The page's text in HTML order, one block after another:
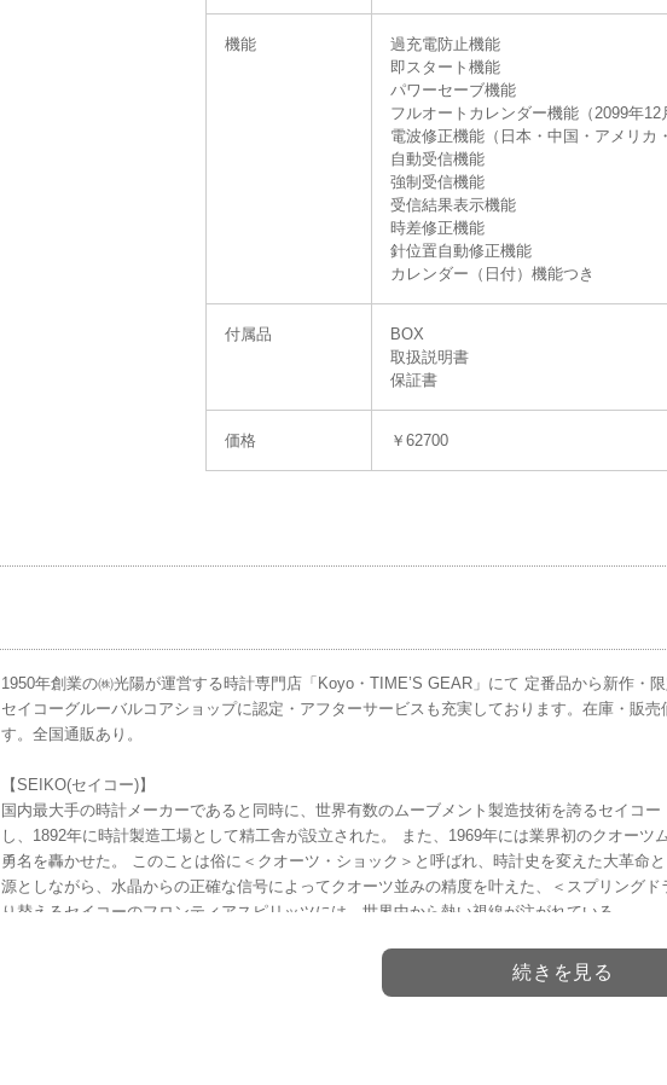
機能
過充電防止機能
即スタート機能
パワーセーブ機能
フルオートカレンダー機能（2099年12
電波修正機能（日本・中国・アメリカ
自動受信機能
強制受信機能
受信結果表示機能
時差修正機能
針位置自動修正機能
カレンダー（日付）機能つき
付属品
BOX
取扱説明書
保証書
価格 ￥62700
1950年創業の㈱光陽が運営する時計専門店「Koyo・TIME’S GEAR」にて 定番品から新作・
セイコーグルーバルコアショップに認定・アフターサービスも充実しております。在庫・販
す。全国通販あり。
【SEIKO(セイコー)】
国内最大手の時計メーカーであると同時に、世界有数のムーブメント製造技術を誇るセイコ
し、1892年に時計製造工場として精工舎が設立された。 また、1969年には業界初のクオー
勇名を轟かせた。 このことは俗に＜クオーツ・ショック＞と呼ばれ、時計史を変えた大革命
源としながら、水晶からの正確な信号によってクオーツ並みの精度を叶えた、＜スプリング
り替えるセイコーのフロンティアスピリッツには、世界中から熱い視線が注がれている。
続きを見る